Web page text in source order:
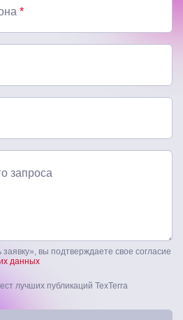
*
запроса
вы подтверждаете свое согласие
данных
лучших публикаций TexTerra